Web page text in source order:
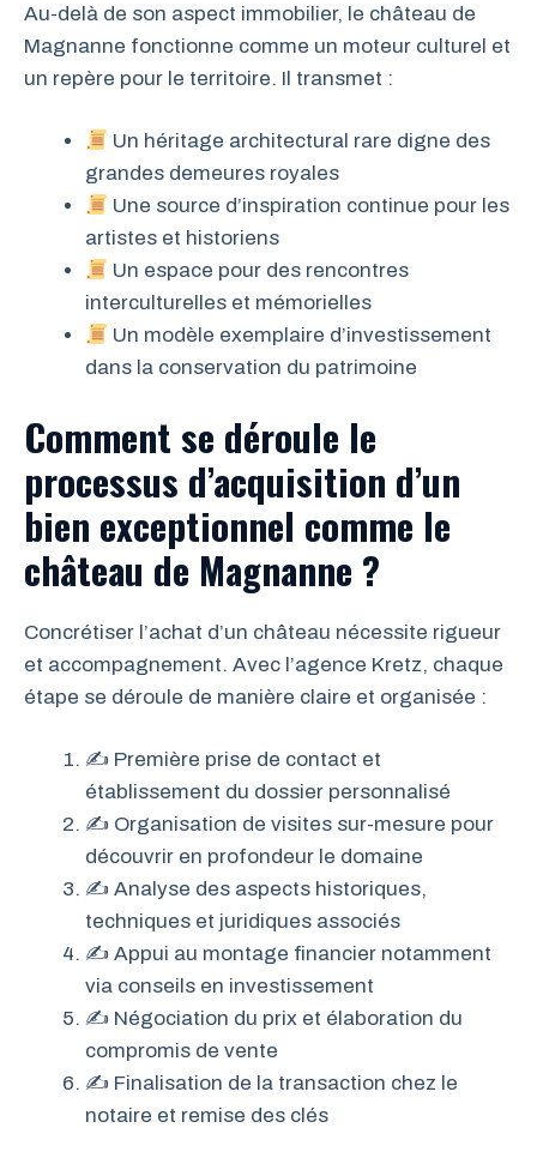
Au-delà de son aspect immobilier, le château de
Magnanne fonctionne comme un moteur culturel et
un repère pour le territoire. Il transmet :
Un héritage architectural rare digne des
grandes demeures royales
Une source d’inspiration continue pour les
artistes et historiens
Un espace pour des rencontres
interculturelles et mémorielles
Un modèle exemplaire d’investissement
dans la conservation du patrimoine
Comment se déroule le
processus d’acquisition d’un
bien exceptionnel comme le
château de Magnanne ?
Concrétiser l’achat d’un château nécessite rigueur
et accompagnement. Avec l’agence Kretz, chaque
étape se déroule de manière claire et organisée :
✍️ Première prise de contact et
établissement du dossier personnalisé
✍️ Organisation de visites sur-mesure pour
découvrir en profondeur le domaine
✍️ Analyse des aspects historiques,
techniques et juridiques associés
✍️ Appui au montage financier notamment
via conseils en investissement
✍️ Négociation du prix et élaboration du
compromis de vente
✍️ Finalisation de la transaction chez le
notaire et remise des clés